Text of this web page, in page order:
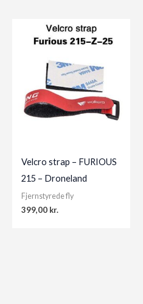
Velcro strap – FURIOUS
215 – Droneland
Fjernstyrede fly
399,00 kr.